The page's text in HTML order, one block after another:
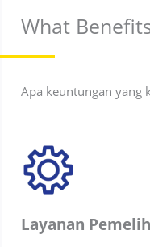
What
Apa keuntungan yang
Layanan